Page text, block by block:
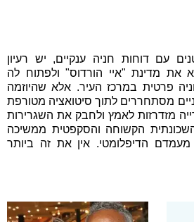
עם דוחות חניה ענקיים, יש רעיון
את מדינת "איי הורדוס" ולפתוח לה
פרטית במרכז העיר. אלא שהיוזמה
מסתחררים לתוך סיטואציה מטורפת
מזדרזות לאמץ ולחבק את השגרירות
הקשוחה והסקפטית ממשיכה
הדיפלומטי. אין את זה ביותר